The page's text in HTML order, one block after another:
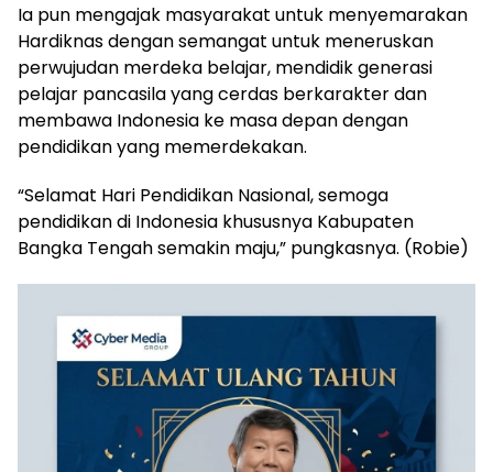
Ia pun mengajak masyarakat untuk menyemarakan
Hardiknas dengan semangat untuk meneruskan
perwujudan merdeka belajar, mendidik generasi
pelajar pancasila yang cerdas berkarakter dan
membawa Indonesia ke masa depan dengan
pendidikan yang memerdekakan.
“Selamat Hari Pendidikan Nasional, semoga
pendidikan di Indonesia khususnya Kabupaten
Bangka Tengah semakin maju,” pungkasnya. (Robie)